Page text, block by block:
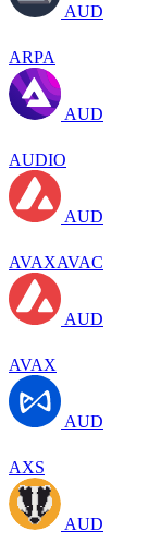
AUD
ARPA
AUD
AUDIO
AUD
AVAXAVAC
AUD
AVAX
AUD
AXS
AUD